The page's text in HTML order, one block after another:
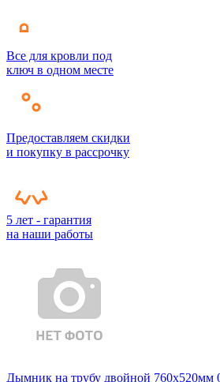
Все для кровли под
ключ в одном месте
Предоставляем скидки
и покупку в рассрочку
5 лет - гарантия
на наши работы
Дымник на трубу двойной 760х520мм